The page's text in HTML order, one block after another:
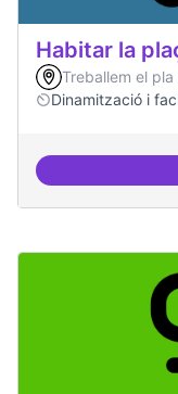
Habitar la
Treballem el
Dinamització i